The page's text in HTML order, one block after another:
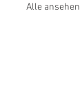
Alle ansehen